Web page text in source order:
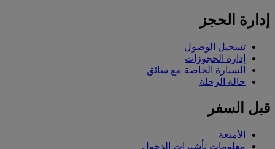
إدارة الحجز
تسجيل الوصول
إدارة الحجوزات
السيارة الخاصة مع سائق
حالة الرحلة
قبل السفر
الأمتعة
معلومات تأشيرات الدخول